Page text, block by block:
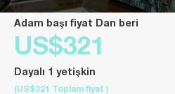
Adam başı fiyat Dan beri
US$321
Dayalı 1 yetişkin
(US$321 Toplam fiyat )